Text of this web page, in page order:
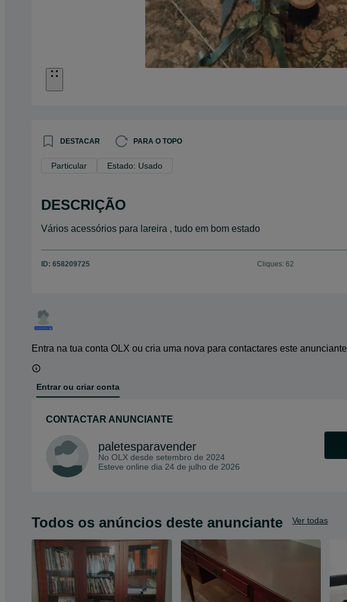
DESTACAR PARA O TOPO
Particular Estado: Usado
DESCRIÇÃO
Vários acessórios para lareira , tudo em bom estado
ID: 658209725 Cliques: 62
Entra na tua conta OLX ou cria uma nova para contactares este anunciante
Entrar ou criar conta
CONTACTAR ANUNCIANTE
paletesparavender
No OLX desde setembro de 2024
Esteve online dia 24 de julho de 2026
Todos os anúncios deste anunciante Ver todas